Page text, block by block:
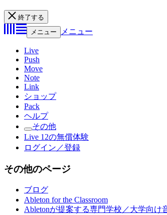
終了する
メニュー
メニュー
Live
Push
Move
Note
Link
ショップ
Pack
ヘルプ
その他
Live 12の無償体験
ログイン／登録
その他のページ
ブログ
Ableton for the Classroom
Abletonが提案する専門学校／大学向け